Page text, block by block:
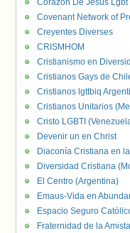
Corazón De Jesús Lgbt
Covenant Network of
Creyentes Diverses
CRISMHOM
Cristianismo en
Cristianos Gays de
Cristianos lgttbiq
Cristianos Unitarios
Cristo LGBTI
Devenir un en Christ
Diaconía Cristiana en
Diversidad Cristiana
El Centro (Argentina)
Emaus-Vida en
Espacio Seguro
Fraternidad de la